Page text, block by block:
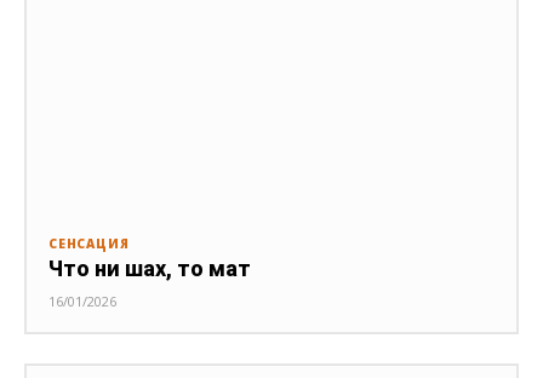
СЕНСАЦИЯ
Что ни шах, то мат
16/01/2026